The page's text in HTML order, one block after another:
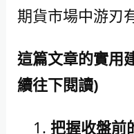
期貨市場中游刃
這篇文章的實用
續往下閱讀)
把握收盤前